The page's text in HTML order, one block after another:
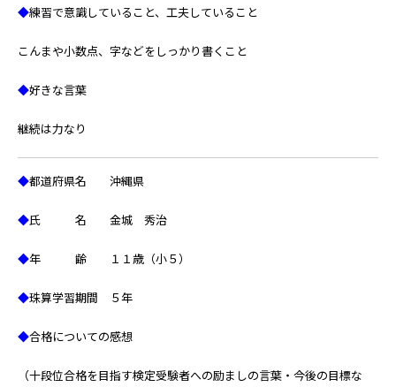
◆練習で意識していること、工夫していること
こんまや小数点、字などをしっかり書くこと
◆好きな言葉
継続は力なり
◆都道府県名 沖縄県
◆氏 名 金城 秀治
◆年 齢 １１歳（小５）
◆珠算学習期間 ５年
◆合格についての感想
（十段位合格を目指す検定受験者への励ましの言葉・今後の目標な